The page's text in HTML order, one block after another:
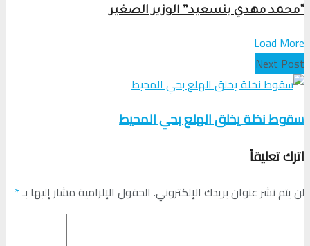
“محمد مهدي بنسعيد” الوزير الصغير
Load More
Next Post
سقوط نخلة يخلق الهلع بحي المحيط
اترك تعليقاً
لن يتم نشر عنوان بريدك الإلكتروني. الحقول الإلزامية مشار إليها بـ*